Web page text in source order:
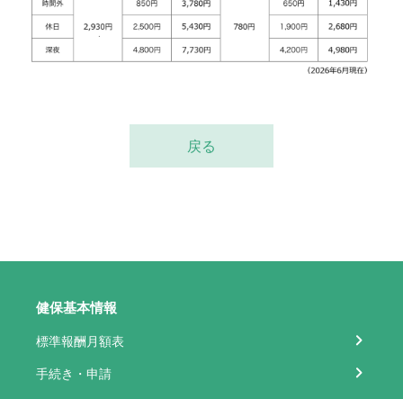
戻る
健保基本情報
標準報酬月額表
手続き・申請